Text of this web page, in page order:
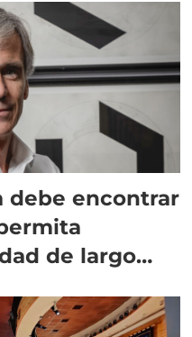
debe encontrar
de largo